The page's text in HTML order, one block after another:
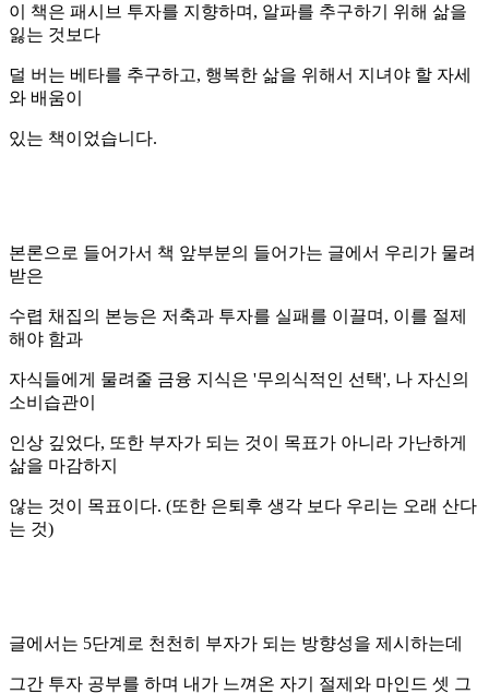
이 책은 패시브 투자를 지향하며, 알파를 추구하기 위해 삶을
잃는 것보다
덜 버는 베타를 추구하고, 행복한 삶을 위해서 지녀야 할 자세
와 배움이
있는 책이었습니다.
본론으로 들어가서 책 앞부분의 들어가는 글에서 우리가 물려
받은
수렵 채집의 본능은 저축과 투자를 실패를 이끌며, 이를 절제
해야 함과
자식들에게 물려줄 금융 지식은 '무의식적인 선택', 나 자신의
소비습관이
인상 깊었다, 또한 부자가 되는 것이 목표가 아니라 가난하게
삶을 마감하지
않는 것이 목표이다. (또한 은퇴후 생각 보다 우리는 오래 산다
는 것)
글에서는 5단계로 천천히 부자가 되는 방향성을 제시하는데
그간 투자 공부를 하며 내가 느껴온 자기 절제와 마인드 셋 그